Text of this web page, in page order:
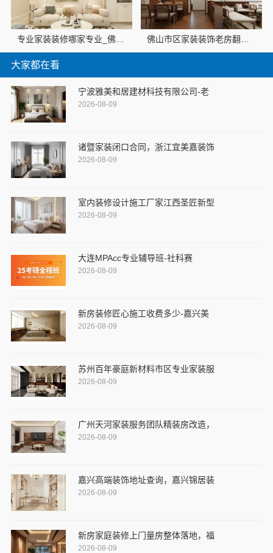
专业家装装修哪家专业_佛山市雅居美家建筑装饰工程有限公司
大家都在看
宁波雅美和居建材科技有限公司-老
2026-08-09
诸暨家装闭口合同，浙江宜美嘉装饰
2026-08-09
室内装修设计施工厂家江西圣匠新型
2026-08-09
大连MPAcc专业辅导班-社科赛
2026-08-09
新房装修匠心施工收费多少-嘉兴美
2026-08-09
苏州百年豪庭新材料市区专业家装服
2026-08-09
广州天河家装服务团队精装房改造，
2026-08-09
嘉兴高端装饰地址查询，嘉兴锦居装
2026-08-09
新房家庭装修上门量房整体落地，福
2026-08-09